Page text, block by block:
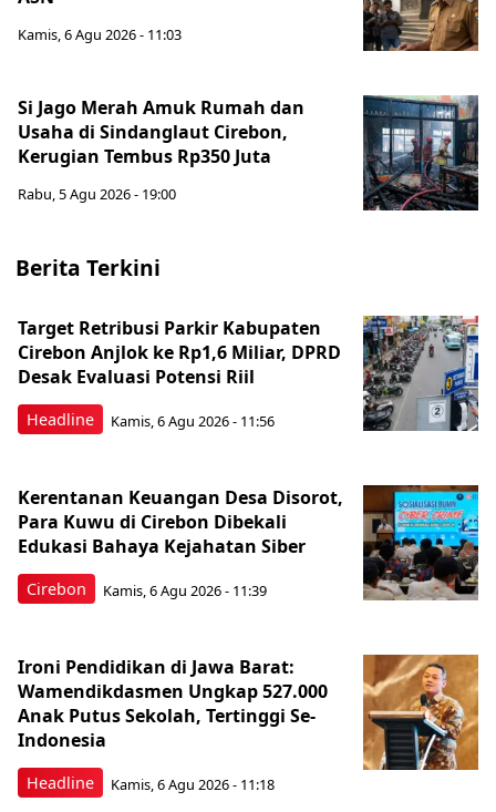
Kamis, 6 Agu 2026 - 11:03
Si Jago Merah Amuk Rumah dan
Usaha di Sindanglaut Cirebon,
Kerugian Tembus Rp350 Juta
Rabu, 5 Agu 2026 - 19:00
Berita Terkini
Headline
Target Retribusi Parkir Kabupaten
Cirebon Anjlok ke Rp1,6 Miliar, DPRD
Desak Evaluasi Potensi Riil
Kamis, 6 Agu 2026 - 11:56
Cirebon
Kerentanan Keuangan Desa Disorot,
Para Kuwu di Cirebon Dibekali
Edukasi Bahaya Kejahatan Siber
Kamis, 6 Agu 2026 - 11:39
Headline
Ironi Pendidikan di Jawa Barat:
Wamendikdasmen Ungkap 527.000
Anak Putus Sekolah, Tertinggi Se-
Indonesia
Kamis, 6 Agu 2026 - 11:18